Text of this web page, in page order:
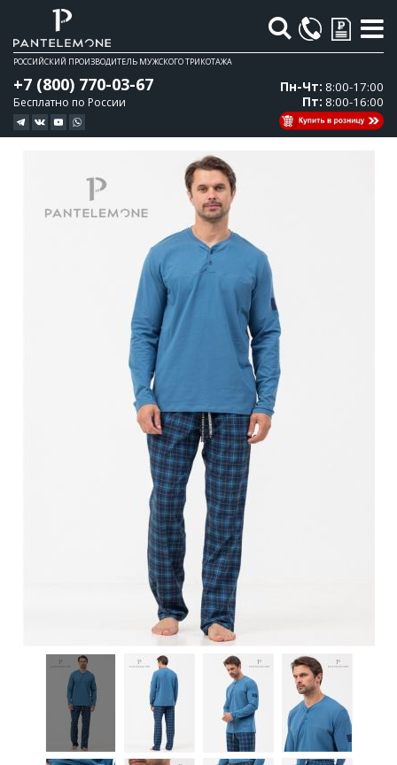
Поиск
РОССИЙСКИЙ ПРОИЗВОДИТЕЛЬ МУЖСКОГО ТРИКОТАЖА
+7 (800) 770-03-67
Бесплатно по России
Пн-Чт: 8:00-17:00
Пт: 8:00-16:00
галереи
изображений
галереи
изображений